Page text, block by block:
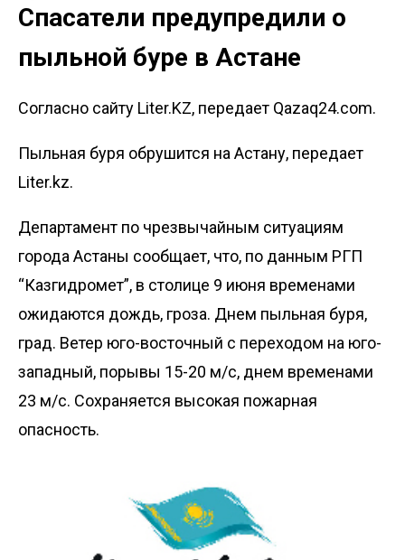
Спасатели предупредили о
пыльной буре в Астане
Согласно сайту Liter.KZ, передает Qazaq24.com.
Пыльная буря обрушится на Астану, передает
Liter.kz.
Департамент по чрезвычайным ситуациям
города Астаны сообщает, что, по данным РГП
“Казгидромет”, в столице 9 июня временами
ожидаются дождь, гроза. Днем пыльная буря,
град. Ветер юго-восточный с переходом на юго-
западный, порывы 15-20 м/с, днем временами
23 м/с. Сохраняется высокая пожарная
опасность.